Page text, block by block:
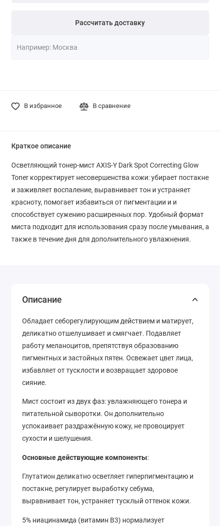
Рассчитать доставку
В избранное В сравнение
Краткое описание
Осветляющий тонер-мист AXIS-Y Dark Spot Correcting Glow
Toner корректирует несовершенства кожи: убирает постакне
и заживляет воспаление, выравнивает тон и устраняет
красноту, помогает избавиться от пигментации и и
способствует сужению расширенных пор. Удобный формат
миста подходит для использования сразу после умывания, а
также в течение дня для дополнительного увлажнения.
Описание
Обладает себорегулирующим действием и матирует,
деликатно отшелушивает и смягчает. Подавляет
работу меланоцитов, препятствуя образованию
пигментных и застойных пятен. Освежает цвет лица,
избавляет от тусклости и возвращает здоровое
сияние.
Мист состоит из двух фаз: увлажняющего тонера и
питательной сыворотки. Он дополнительно
успокаивает раздражённую кожу, не провоцирует
сухости и шелушения.
Основные действующие компоненты:
Глутатион деликатно осветляет гиперпигментацию и
постакне, регулирует выработку себума,
выравнивает тон, устраняет тусклый оттенок кожи.
5% ниацинамида (витамин В3) нормализует